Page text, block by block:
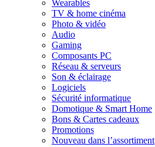
Wearables
TV & home cinéma
Photo & vidéo
Audio
Gaming
Composants PC
Réseau & serveurs
Son & éclairage
Logiciels
Sécurité informatique
Domotique & Smart Home
Bons & Cartes cadeaux
Promotions
Nouveau dans l’assortiment